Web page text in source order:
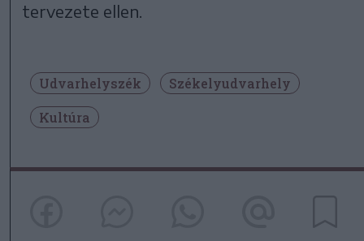
tervezete ellen.
Udvarhelyszék
Székelyudvarhely
Kultúra